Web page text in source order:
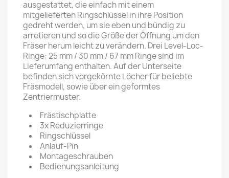
ausgestattet, die einfach mit einem
mitgelieferten Ringschlüssel in ihre Position
gedreht werden, um sie eben und bündig zu
arretieren und so die Größe der Öffnung um den
Fräser herum leicht zu verändern. Drei Level-Loc-
Ringe: 25 mm / 30 mm / 67 mm Ringe sind im
Lieferumfang enthalten. Auf der Unterseite
befinden sich vorgekörnte Löcher für beliebte
Fräsmodell, sowie über ein geformtes
Zentriermuster.
Frästischplatte
3x Reduzierringe
Ringschlüssel
Anlauf-Pin
Montageschrauben
Bedienungsanleitung